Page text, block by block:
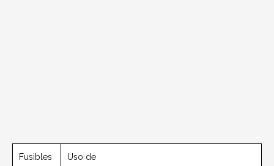
Fusibles Uso de